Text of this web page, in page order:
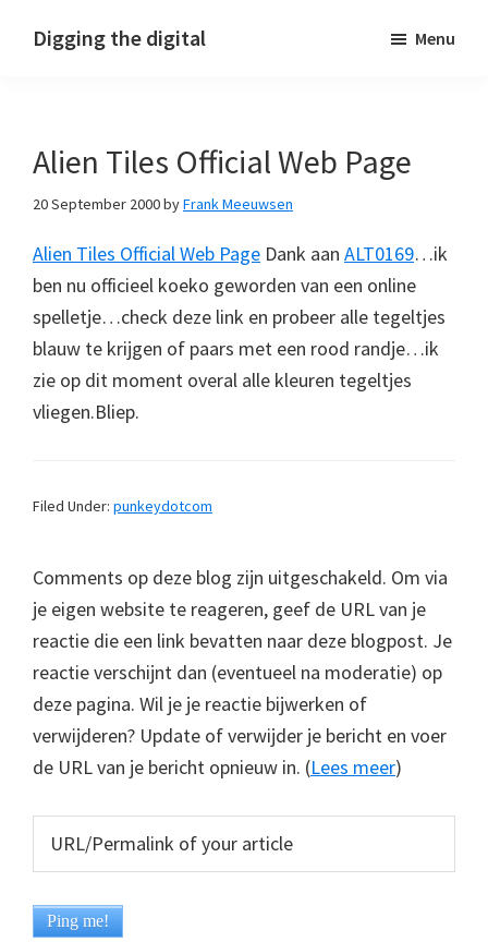
Digging the digital Menu
Alien Tiles Official Web Page
20 September 2000byFrank Meeuwsen
Alien Tiles Official Web Page Dank aan ALT0169…ik
ben nu officieel koeko geworden van een online
spelletje…check deze link en probeer alle tegeltjes
blauw te krijgen of paars met een rood randje…ik
zie op dit moment overal alle kleuren tegeltjes
vliegen.Bliep.
Filed Under: punkeydotcom
Comments op deze blog zijn uitgeschakeld. Om via
je eigen website te reageren, geef de URL van je
reactie die een link bevatten naar deze blogpost. Je
reactie verschijnt dan (eventueel na moderatie) op
deze pagina. Wil je je reactie bijwerken of
verwijderen? Update of verwijder je bericht en voer
de URL van je bericht opnieuw in. (Lees meer)